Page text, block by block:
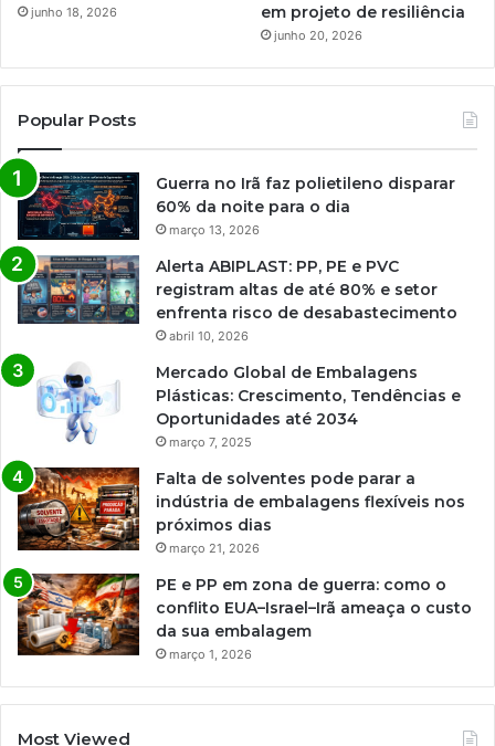
junho 18, 2026
em projeto de resiliência
junho 20, 2026
Popular Posts
Guerra no Irã faz polietileno disparar
60% da noite para o dia
março 13, 2026
Alerta ABIPLAST: PP, PE e PVC
registram altas de até 80% e setor
enfrenta risco de desabastecimento
abril 10, 2026
Mercado Global de Embalagens
Plásticas: Crescimento, Tendências e
Oportunidades até 2034
março 7, 2025
Falta de solventes pode parar a
indústria de embalagens flexíveis nos
próximos dias
março 21, 2026
PE e PP em zona de guerra: como o
conflito EUA–Israel–Irã ameaça o custo
da sua embalagem
março 1, 2026
Most Viewed